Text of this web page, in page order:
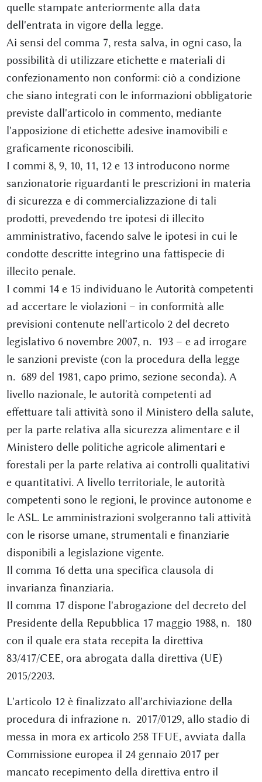
quelle stampate anteriormente alla data
dell'entrata in vigore della legge.
Ai sensi del comma 7, resta salva, in ogni caso, la
possibilità di utilizzare etichette e materiali di
confezionamento non conformi: ciò a condizione
che siano integrati con le informazioni obbligatorie
previste dall'articolo in commento, mediante
l'apposizione di etichette adesive inamovibili e
graficamente riconoscibili.
I commi 8, 9, 10, 11, 12 e 13 introducono norme
sanzionatorie riguardanti le prescrizioni in materia
di sicurezza e di commercializzazione di tali
prodotti, prevedendo tre ipotesi di illecito
amministrativo, facendo salve le ipotesi in cui le
condotte descritte integrino una fattispecie di
illecito penale.
I commi 14 e 15 individuano le Autorità competenti
ad accertare le violazioni – in conformità alle
previsioni contenute nell'articolo 2 del decreto
legislativo 6 novembre 2007, n. 193 – e ad irrogare
le sanzioni previste (con la procedura della legge
n. 689 del 1981, capo primo, sezione seconda). A
livello nazionale, le autorità competenti ad
effettuare tali attività sono il Ministero della salute,
per la parte relativa alla sicurezza alimentare e il
Ministero delle politiche agricole alimentari e
forestali per la parte relativa ai controlli qualitativi
e quantitativi. A livello territoriale, le autorità
competenti sono le regioni, le province autonome e
le ASL. Le amministrazioni svolgeranno tali attività
con le risorse umane, strumentali e finanziarie
disponibili a legislazione vigente.
Il comma 16 detta una specifica clausola di
invarianza finanziaria.
Il comma 17 dispone l'abrogazione del decreto del
Presidente della Repubblica 17 maggio 1988, n. 180
con il quale era stata recepita la direttiva
83/417/CEE, ora abrogata dalla direttiva (UE)
2015/2203.
L'articolo 12 è finalizzato all'archiviazione della
procedura di infrazione n. 2017/0129, allo stadio di
messa in mora ex articolo 258 TFUE, avviata dalla
Commissione europea il 24 gennaio 2017 per
mancato recepimento della direttiva entro il